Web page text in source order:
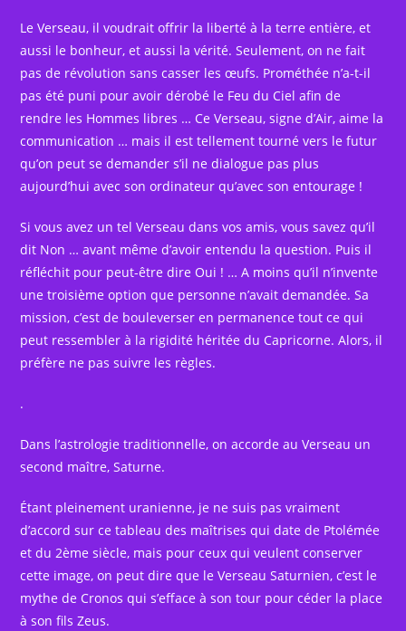
Le Verseau, il voudrait offrir la liberté à la terre entière, et
aussi le bonheur, et aussi la vérité. Seulement, on ne fait
pas de révolution sans casser les œufs. Prométhée n’a-t-il
pas été puni pour avoir dérobé le Feu du Ciel afin de
rendre les Hommes libres … Ce Verseau, signe d’Air, aime la
communication … mais il est tellement tourné vers le futur
qu’on peut se demander s’il ne dialogue pas plus
aujourd’hui avec son ordinateur qu’avec son entourage !
Si vous avez un tel Verseau dans vos amis, vous savez qu’il
dit Non … avant même d’avoir entendu la question. Puis il
réfléchit pour peut-être dire Oui ! … A moins qu’il n’invente
une troisième option que personne n’avait demandée. Sa
mission, c’est de bouleverser en permanence tout ce qui
peut ressembler à la rigidité héritée du Capricorne. Alors, il
préfère ne pas suivre les règles.
.
Dans l’astrologie traditionnelle, on accorde au Verseau un
second maître, Saturne.
Étant pleinement uranienne, je ne suis pas vraiment
d’accord sur ce tableau des maîtrises qui date de Ptolémée
et du 2ème siècle, mais pour ceux qui veulent conserver
cette image, on peut dire que le Verseau Saturnien, c’est le
mythe de Cronos qui s’efface à son tour pour céder la place
à son fils Zeus.